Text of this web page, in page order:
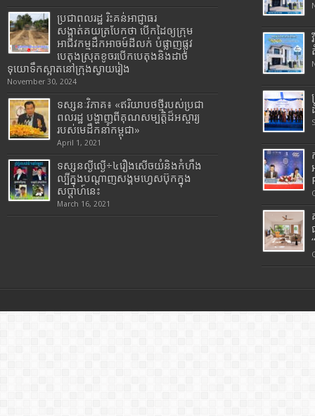
ប្រជាពលរដ្ឋ រិះគន់អាជ្ញាធរ
សង្កាត់គយត្របែកថា បើកដៃឲ្យក្រុម
អាជីវកម្មដឹកអាចម៍ដីលក់ បំផ្លាញផ្លូវ
បេតុងស្រុតខូចរបើកបេតុងនិងដាច់
ទុយោទឹកស្អាតនៅក្រុងស្វាយរៀង
November 30, 2024
ទស្សនៈវិភាគ៖ «ឥរិយាបថថ្មីរបស់ប្រជា
ពលរដ្ឋ បង្ហាញពីគុណសម្បត្តិដ៏អស្ចារ្យ
របស់មេដឹកនាំកម្ពុជា»
April 1, 2021
ទស្សនល្ងីល្ងើ÷៤រឿងសើចយំនិងកំហឹង
ល្បីក្នុងបណ្តាញសង្គមហ្វេសប៊ុកក្នុង
សប្តាហ៍នេះ
March 16, 2021